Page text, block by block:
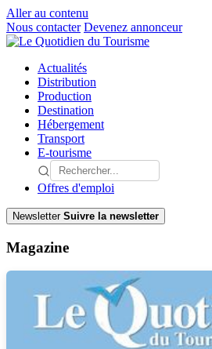
Aller au contenu
Nous contacter Devenez annonceur
Actualités
Distribution
Production
Destination
Hébergement
Transport
E-tourisme
Offres d'emploi
Newsletter Suivre la newsletter
Magazine